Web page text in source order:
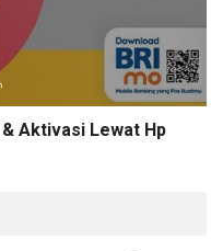
Aktivasi Lewat Hp